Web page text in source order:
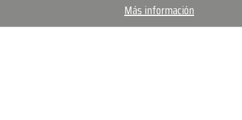
Más información